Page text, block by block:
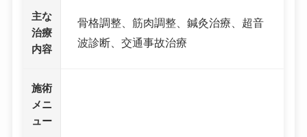
主な
治療
内容
骨格調整、筋肉調整、鍼灸治療、超音
波診断、交通事故治療
施術
メニ
ュー